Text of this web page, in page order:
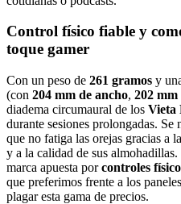
Control físico fiable y
toque gamer
Con un peso de 261 gramos y
(con 204 mm de ancho, 202 mm
diadema circumaural de los Vieta
durante sesiones prolongadas.
que no fatiga las orejas gracias a
y a la calidad de sus
marca apuesta porcontroles
que preferimos frente a los
plagar esta gama de precios.